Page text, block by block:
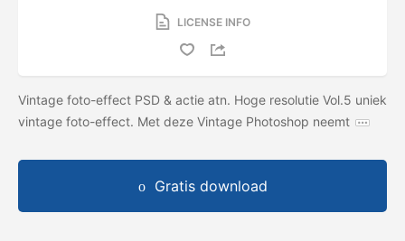
LICENSE INFO
Vintage foto-effect PSD & actie atn. Hoge resolutie Vol.5 uniek
vintage foto-effect. Met deze Vintage Photoshop neemt
Gratis download